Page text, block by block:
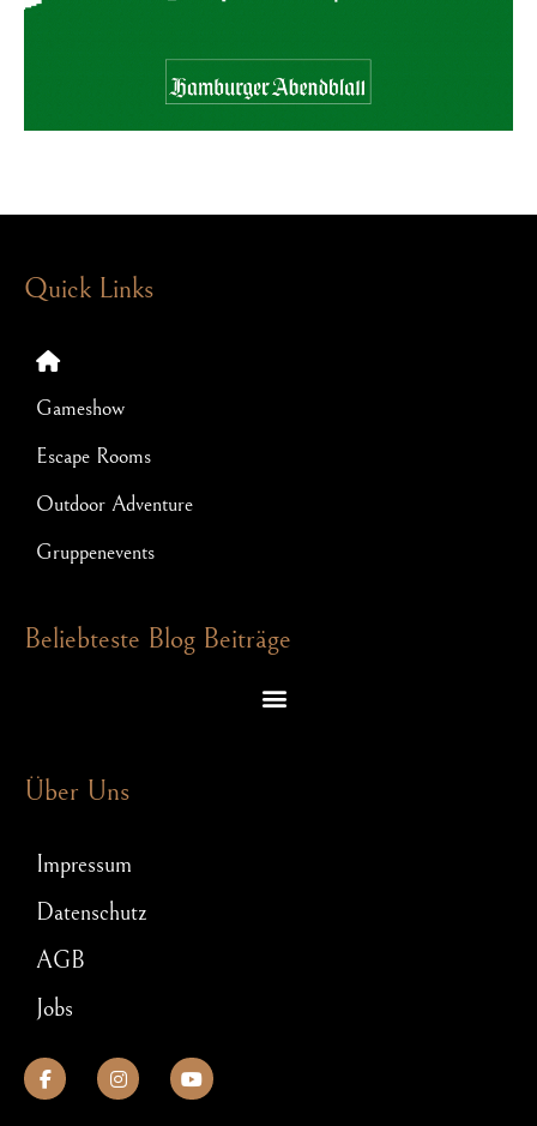
Quick Links
Gameshow
Escape Rooms
Outdoor Adventure
Gruppenevents
Beliebteste Blog Beiträge
Über Uns
Impressum
Datenschutz
AGB
Jobs